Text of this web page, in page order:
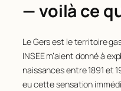
— voilà ce
Le Gers est le territoire
INSEE m’aient donné à
naissances entre 1891 et
eu cette sensation